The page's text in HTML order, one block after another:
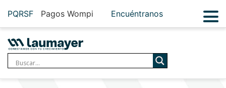
PQRSF Pagos Wompi Encuéntranos